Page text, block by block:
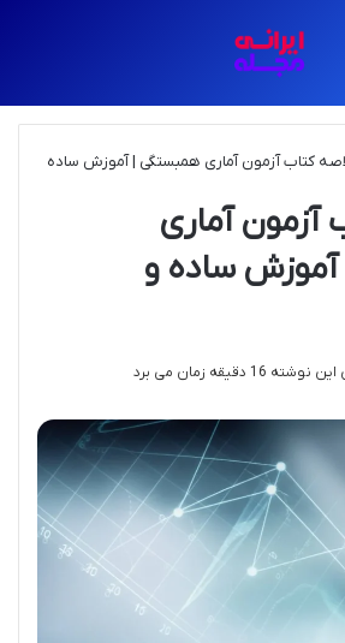
کتاب آزمون آماری همبستگی | آموزش ساده
آزمون آماری
ساده و
16 دقیقه زمان می برد